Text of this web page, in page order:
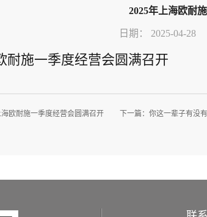
2025年上海欧耐
日期： 2025-04-28
耐施一季度经营会圆满召开
海欧耐施一季度经营会圆满召开 下一篇： 你这一辈子有没